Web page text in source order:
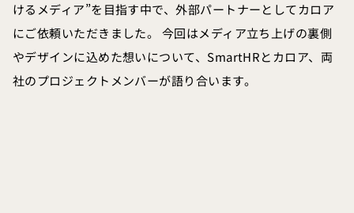
けるメディア”を目指す中で、外部パートナーとしてカロア
にご依頼いただきました。 今回はメディア立ち上げの裏側
やデザインに込めた想いについて、SmartHRとカロア、両
社のプロジェクトメンバーが語り合います。